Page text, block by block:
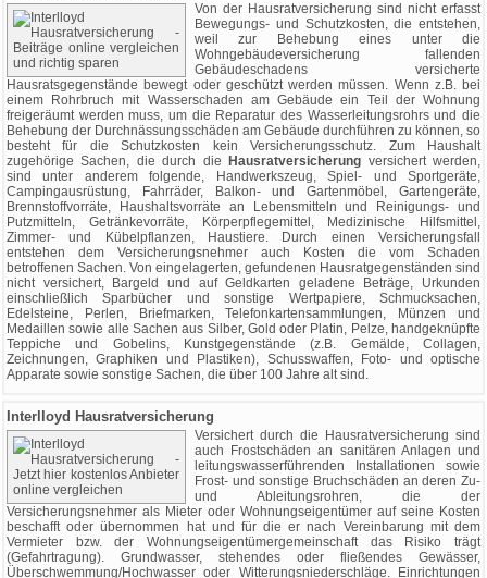
Von der Hausratversicherung sind nicht erfasst
Bewegungs- und Schutzkosten, die entstehen,
weil zur Behebung eines unter die
Wohngebäudeversicherung fallenden
Gebäudeschadens versicherte
Hausratsgegenstände bewegt oder geschützt werden müssen. Wenn z.B. bei
einem Rohrbruch mit Wasserschaden am Gebäude ein Teil der Wohnung
freigeräumt werden muss, um die Reparatur des Wasserleitungsrohrs und die
Behebung der Durchnässungsschäden am Gebäude durchführen zu können, so
besteht für die Schutzkosten kein Versicherungsschutz. Zum Haushalt
zugehörige Sachen, die durch die
Hausratversicherung versichert werden,
sind unter anderem folgende, Handwerkszeug, Spiel- und Sportgeräte,
Campingausrüstung, Fahrräder, Balkon- und Gartenmöbel, Gartengeräte,
Brennstoffvorräte, Haushaltsvorräte an Lebensmitteln und Reinigungs- und
Putzmitteln, Getränkevorräte, Körperpflegemittel, Medizinische Hilfsmittel,
Zimmer- und Kübelpflanzen, Haustiere. Durch einen Versicherungsfall
entstehen dem Versicherungsnehmer auch Kosten die vom Schaden
betroffenen Sachen. Von eingelagerten, gefundenen Hausratgegenständen sind
nicht versichert, Bargeld und auf Geldkarten geladene Beträge, Urkunden
einschließlich Sparbücher und sonstige Wertpapiere, Schmucksachen,
Edelsteine, Perlen, Briefmarken, Telefonkartensammlungen, Münzen und
Medaillen sowie alle Sachen aus Silber, Gold oder Platin, Pelze, handgeknüpfte
Teppiche und Gobelins, Kunstgegenstände (z.B. Gemälde, Collagen,
Zeichnungen, Graphiken und Plastiken), Schusswaffen, Foto- und optische
Apparate sowie sonstige Sachen, die über 100 Jahre alt sind.
Interlloyd Hausratversicherung
Versichert durch die Hausratversicherung sind
auch Frostschäden an sanitären Anlagen und
leitungswasserführenden Installationen sowie
Frost- und sonstige Bruchschäden an deren Zu-
und Ableitungsrohren, die der
Versicherungsnehmer als Mieter oder Wohnungseigentümer auf seine Kosten
beschafft oder übernommen hat und für die er nach Vereinbarung mit dem
Vermieter bzw. der Wohnungseigentümergemeinschaft das Risiko trägt
(Gefahrtragung). Grundwasser, stehendes oder fließendes Gewässer,
Überschwemmung/Hochwasser oder Witterungsniederschläge. Einrichtungen